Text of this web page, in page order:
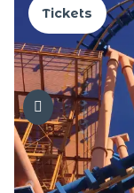
Tickets